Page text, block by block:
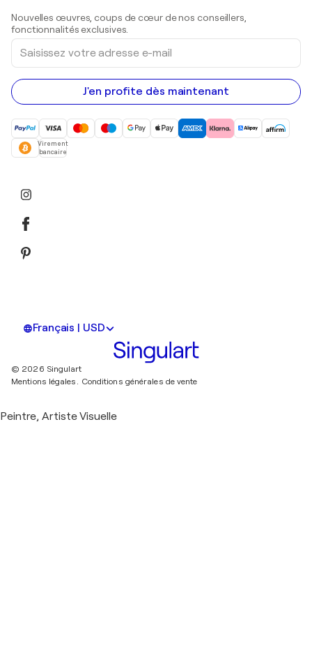
Peintures acryliques
Nouvelles œuvres, coups de cœur de nos conseillers,
fonctionnalités exclusives.
Saisissez
votre
adresse
e-
mail
J'en profite dès maintenant
Virement
bancaire
Français | USD
© 2026 Singulart
Mentions légales. Conditions générales de vente
Peintre, Artiste Visuelle